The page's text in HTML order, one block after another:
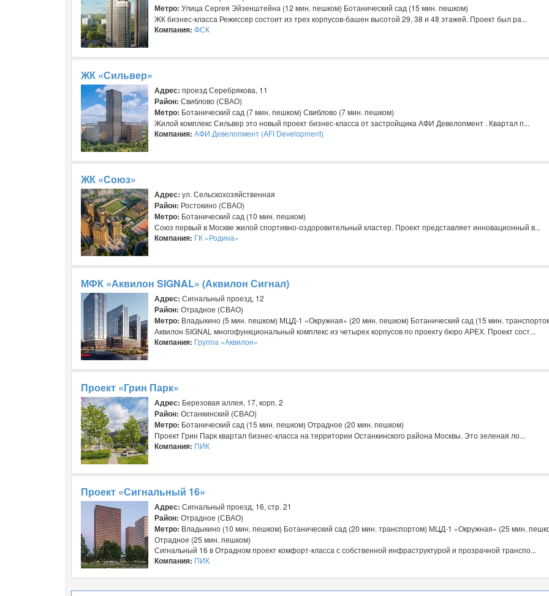
Метро: Улица Сергея Эйзенштейна (12 мин. пешком) Ботанический сад (15 мин. пешком)
ЖК бизнес-класса Режиссер состоит из трех корпусов-башен высотой 29, 38 и 48 этажей. Проект был ра...
Компания: ФСК
ЖК «Сильвер»
Адрес: проезд Серебрякова, 11
Район: Свиблово (СВАО)
Метро: Ботанический сад (7 мин. пешком) Свиблово (7 мин. пешком)
Жилой комплекс Сильвер это новый проект бизнес-класса от застройщика АФИ Девелопмент . Квартал п...
Компания: АФИ Девелопмент (AFI Development)
ЖК «Союз»
Адрес: ул. Сельскохозяйственная
Район: Ростокино (СВАО)
Метро: Ботанический сад (10 мин. пешком)
Союз первый в Москве жилой спортивно-оздоровительный кластер. Проект представляет инновационный в...
Компания: ГК «Родина»
МФК «Аквилон SIGNAL» (Аквилон Сигнал)
Адрес: Сигнальный проезд, 12
Район: Отрадное (СВАО)
Метро: Владыкино (5 мин. пешком) МЦД-1 «Окружная» (20 мин. пешком) Ботанический сад (15 мин.
Аквилон SIGNAL многофункциональный комплекс из четырех корпусов по проекту бюро АРЕХ. Проект сост...
Компания: Группа «Аквилон»
Проект «Грин Парк»
Адрес: Березовая аллея, 17, корп. 2
Район: Останкинский (СВАО)
Метро: Ботанический сад (15 мин. пешком) Отрадное (20 мин. пешком)
Проект Грин Парк квартал бизнес-класса на территории Останкинского района Москвы. Это зеленая ло...
Компания: ПИК
Проект «Сигнальный 16»
Адрес: Сигнальный проезд, 16, стр. 21
Район: Отрадное (СВАО)
Метро: Владыкино (10 мин. пешком) Ботанический сад (20 мин. транспортом) МЦД-1 «Окружная» (25 мин.
Отрадное (25 мин. пешком)
Сигнальный 16 в Отрадном проект комфорт-класса с собственной инфраструктурой и прозрачной транспо...
Компания: ПИК